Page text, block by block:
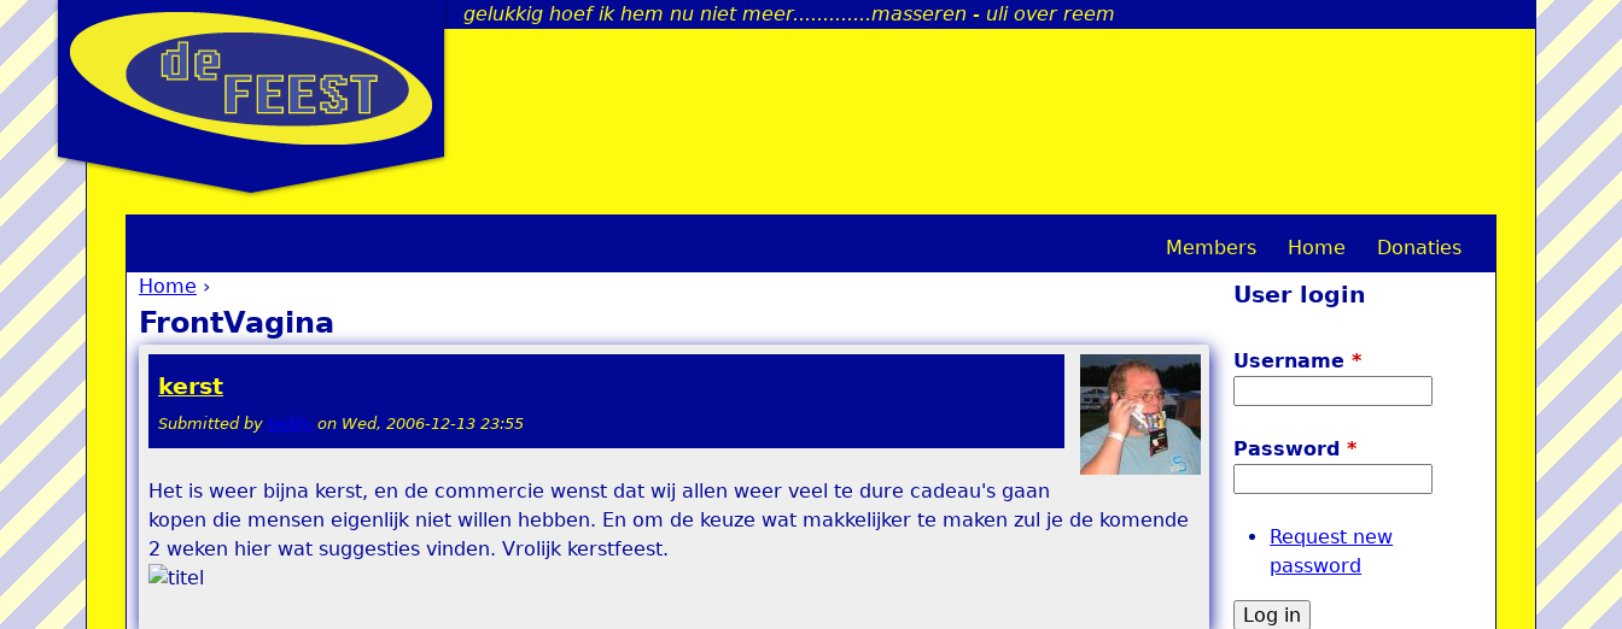
Jump to navigation
gelukkig hoef ik hem nu niet meer.............masseren - uli over reem
You are here
Home ›
FrontVagina
kerst
Submitted by teddy on Wed, 2006-12-13 23:55
Het is weer bijna kerst, en de commercie wenst dat wij allen weer veel te dure cadeau's gaan
kopen die mensen eigenlijk niet willen hebben. En om de keuze wat makkelijker te maken zul je de komende
2 weken hier wat suggesties vinden. Vrolijk kerstfeest.
M
i
n
m
n
Members Home Donaties
User login
Username*
Password*
Request new
password